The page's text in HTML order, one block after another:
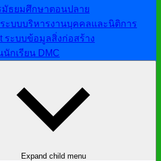
ธยมศึกษาตอนปลาย
ะบบบริหารงานบุคคลและนิติการ
ระบบข้อมูลสิ่งก่อสร้าง
กเรียน DMC
Expand child menu